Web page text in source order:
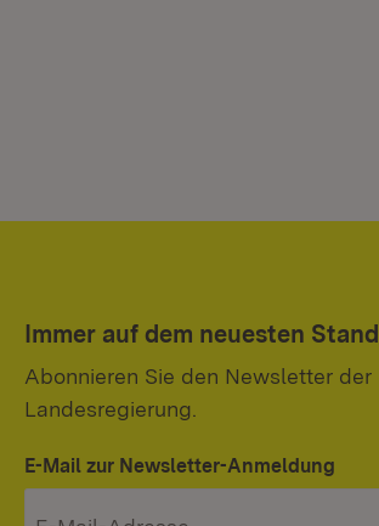
Immer auf dem neuesten Stand
Abonnieren Sie den Newsletter der
Landesregierung.
E-Mail zur Newsletter-Anmeldung